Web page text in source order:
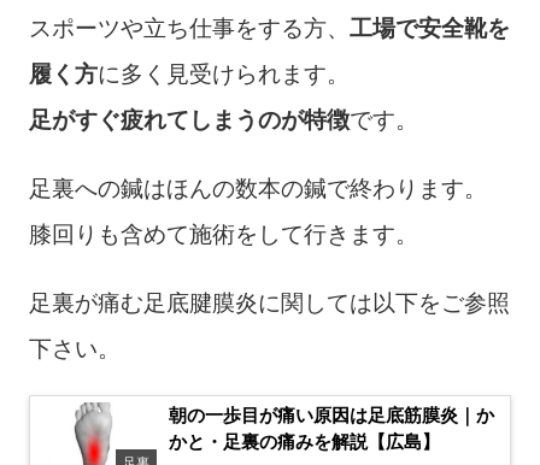
スポーツや立ち仕事をする方、 工場で安全靴を
履く方に多く見受けられます。
足がすぐ疲れてしまうのが特徴です。
足裏への鍼はほんの数本の鍼で終わります。
膝回りも含めて施術をして行きます。
足裏が痛む足底腱膜炎に関しては以下をご参照
下さい。
朝の一歩目が痛い原因は足底筋膜炎｜か
かと・足裏の痛みを解説【広島】